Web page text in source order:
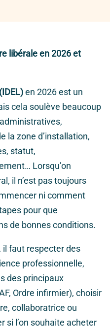
libérale en 2026 et
en 2026 est un
cela soulève beaucoup
la zone d’installation,
statut,
Lorsqu’on
il n’est pas toujours
ni comment
pour que
de bonnes conditions.
il faut respecter des
professionnelle,
des principaux
Ordre infirmier), choisir
collaboratrice ou
si l’on souhaite acheter